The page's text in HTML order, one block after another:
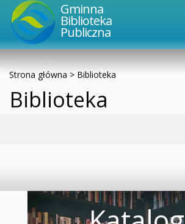
Gminna
Biblioteka
Publiczna
Strona główna > Biblioteka
Biblioteka